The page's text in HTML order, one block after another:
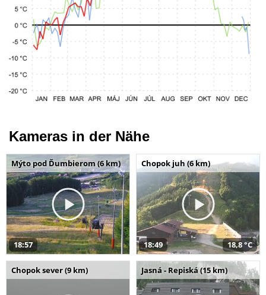
Kameras in der Nähe
Mýto pod Ďumbierom (6 km)
18:57
Chopok juh (6 km)
18:49 18,8 °C
Chopok sever (9 km) Jasná - Repiská (15 km)